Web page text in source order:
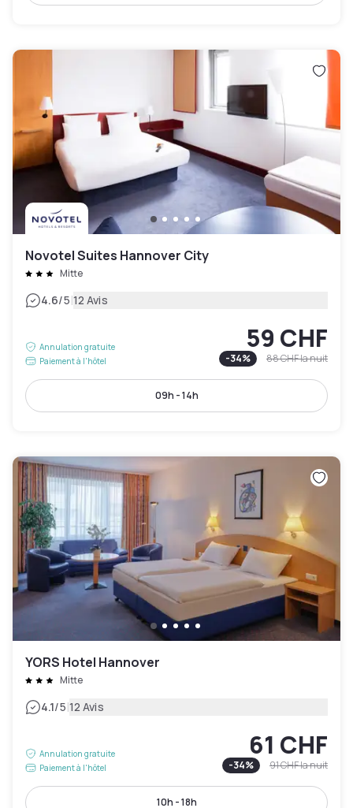
Novotel Suites Hannover City
Mitte
4.6/5|12 Avis
Annulation gratuite
Paiement à l'hôtel
59 CHF
-34% 88 CHFla nuit
09h - 14h
YORS Hotel Hannover
Mitte
4.1/5|12 Avis
Annulation gratuite
Paiement à l'hôtel
61 CHF
-34% 91 CHFla nuit
10h - 18h